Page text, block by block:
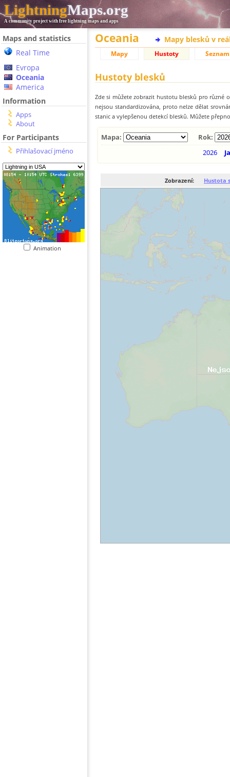
LightningMaps.org
A community project with free lightning maps and apps
Maps and statistics
Real Time
Evropa
Oceania
America
Information
Apps
About
For Participants
Přihlašovací jméno
Animation
Oceania Mapy blesků v
Mapy Hustoty Seznam
Hustoty blesků
Zde si můžete zobrazit hustotu blesků pro různé
nejsou standardizována, proto nelze dělat
stanic a vylepšenou detekcí blesků. Můžete
Mapa:
Rok:
2026
Zobrazení: Hustota